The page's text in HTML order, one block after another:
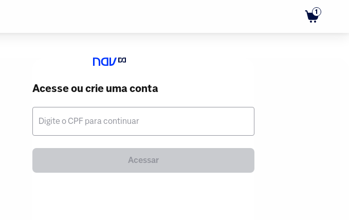
1
Acesse ou crie uma conta
Digite o CPF para continuar
Acessar